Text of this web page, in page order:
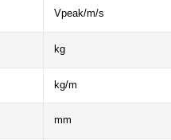
Vpeak/m/s
kg
kg/m
mm